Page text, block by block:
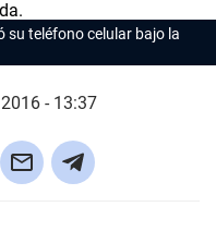
su teléfono celular bajo la
- 13:37